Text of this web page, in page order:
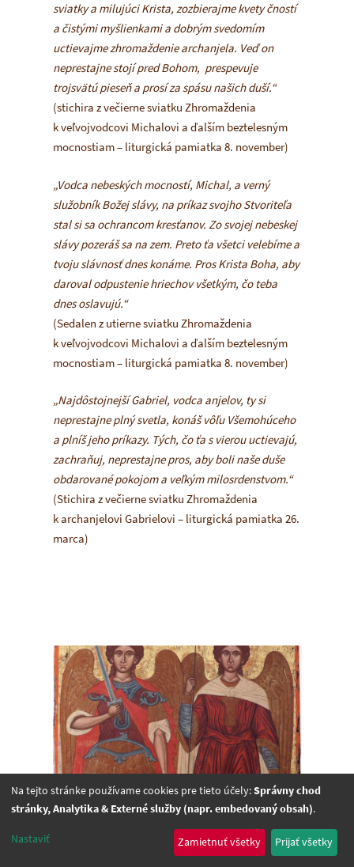
sviatky a milujúci Krista, zozbierajme kvety čností
a čistými myšlienkami a dobrým svedomím
uctievajme zhromaždenie archanjela. Veď on
neprestajne stojí pred Bohom, prespevuje
trojsvätú pieseň a prosí za spásu našich duší.“
(stichira z večierne sviatku Zhromaždenia
k veľvojvodcovi Michalovi a ďalším beztelesným
mocnostiam – liturgická pamiatka 8. november)
„Vodca nebeských mocností, Michal, a verný
služobník Božej slávy, na príkaz svojho Stvoriteľa
stal si sa ochrancom kresťanov. Zo svojej nebeskej
slávy pozeráš sa na zem. Preto ťa všetci velebíme a
tvoju slávnosť dnes konáme. Pros Krista Boha, aby
daroval odpustenie hriechov všetkým, čo teba
dnes oslavujú.“
(Sedalen z utierne sviatku Zhromaždenia
k veľvojvodcovi Michalovi a ďalším beztelesným
mocnostiam – liturgická pamiatka 8. november)
„Najdôstojnejší Gabriel, vodca anjelov, ty si
neprestajne plný svetla, konáš vôľu Všemohúceho
a plníš jeho príkazy. Tých, čo ťa s vierou uctievajú,
zachraňuj, neprestajne pros, aby boli naše duše
obdarované pokojom a veľkým milosrdenstvom.“
(Stichira z večierne sviatku Zhromaždenia
k archanjelovi Gabrielovi – liturgická pamiatka 26.
marca)
Na tejto stránke používame cookies pre tieto účely:Správny chod
stránky, Analytika & Externé služby (napr. embedovaný obsah).
Nastaviť Zamietnuť všetky Prijať všetky